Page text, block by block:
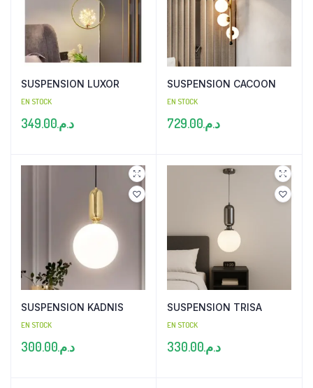
SUSPENSION LUXOR
EN STOCK
د.م.349.00
SUSPENSION CACOON
EN STOCK
د.م.729.00
SUSPENSION KADNIS
EN STOCK
د.م.300.00
SUSPENSION TRISA
EN STOCK
د.م.330.00